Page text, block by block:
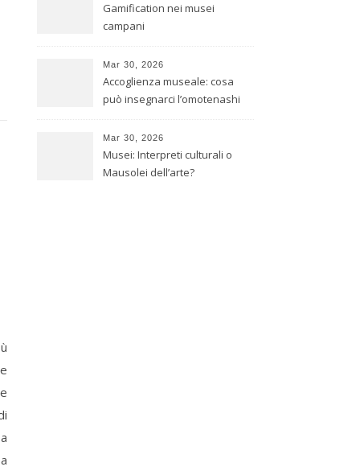
Gamification nei musei
campani
Mar 30, 2026
Accoglienza museale: cosa
può insegnarci l’omotenashi
Mar 30, 2026
Musei: Interpreti culturali o
Mausolei dell’arte?